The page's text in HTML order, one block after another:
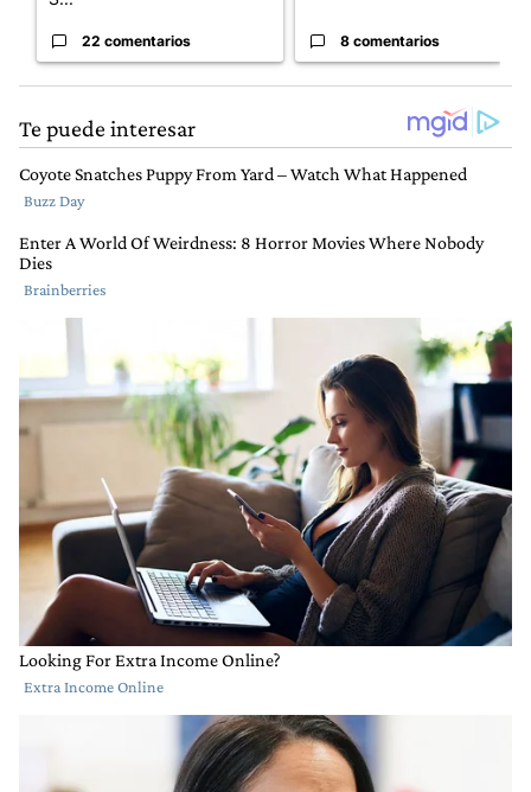
22 comentarios 8 comentarios